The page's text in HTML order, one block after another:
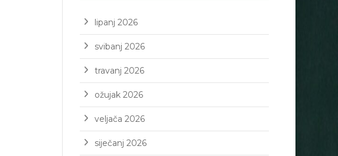
lipanj 2026
svibanj 2026
travanj 2026
ožujak 2026
veljača 2026
siječanj 2026